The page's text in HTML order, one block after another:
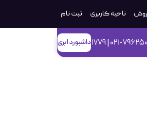
ناحیه کاربری ثبت‌ نام
021-79625000 | داشبورد ابری